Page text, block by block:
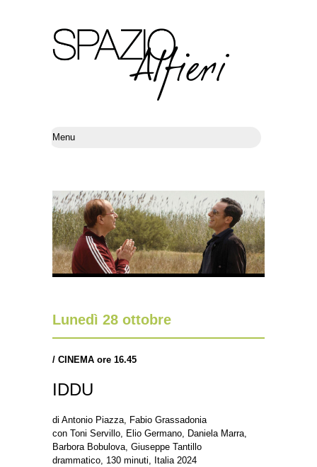
Lunedì 28 ottobre
/ CINEMA ore 16.45
IDDU
di Antonio Piazza, Fabio Grassadonia
con Toni Servillo, Elio Germano, Daniela Marra,
Barbora Bobulova, Giuseppe Tantillo
drammatico, 130 minuti, Italia 2024